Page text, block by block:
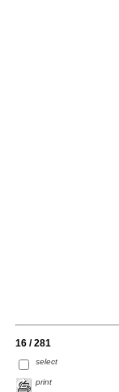
16 / 281
select
print